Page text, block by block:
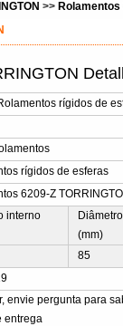
>> Rolamentos
rígidos de
rígidos de esferas
6209-Z
interno
(mm)
85
envie pergunta para
entrega